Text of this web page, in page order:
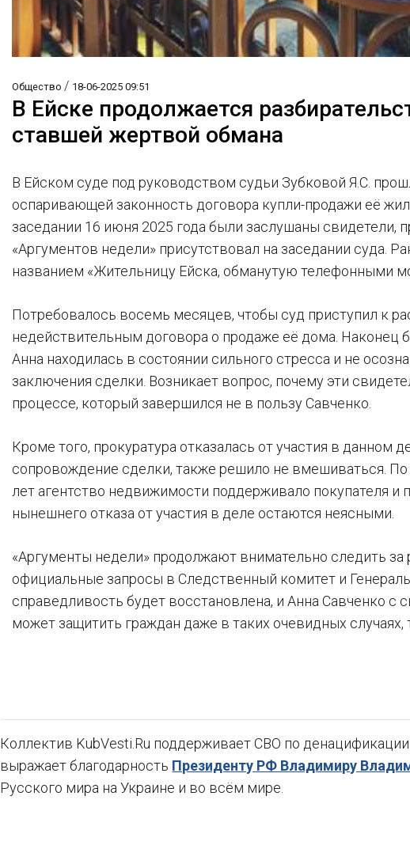
Общество/ 18-06-2025 09:51
В Ейске продолжается
ставшей жертвой обмана
В Ейском суде под руководством судьи Зубковой Я.С.
оспаривающей законность договора купли-продажи её
заседании 16 июня 2025 года были заслушаны свидетели,
«Аргументов недели» присутствовал на заседании суда.
названием «Жительницу Ейска, обманутую телефонными
Потребовалось восемь месяцев, чтобы суд приступил к
недействительным договора о продаже её дома. Наконец
Анна находилась в состоянии сильного стресса и не
заключения сделки. Возникает вопрос, почему эти
процессе, который завершился не в пользу Савченко.
Кроме того, прокуратура отказалась от участия в
сопровождение сделки, также решило не вмешиваться.
лет агентство недвижимости поддерживало покупателя и
нынешнего отказа от участия в деле остаются неясными.
«Аргументы недели» продолжают внимательно следить
официальные запросы в Следственный комитет и
справедливость будет восстановлена, и Анна Савченко
может защитить граждан даже в таких очевидных
Коллектив KubVesti.Ru поддерживает СВО по
выражает благодарность Президенту РФ Владимиру
Русского мира на Украине и во всём мире.